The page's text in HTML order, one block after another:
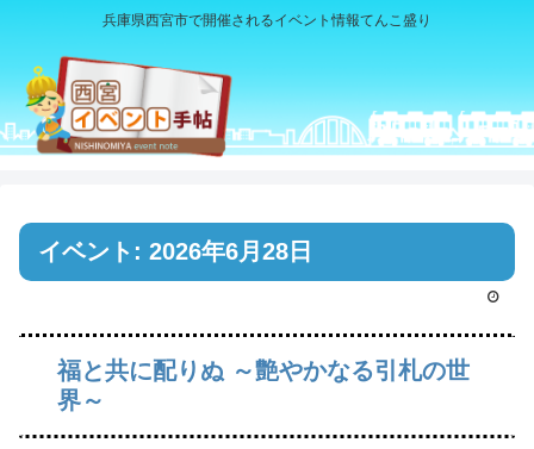
兵庫県西宮市で開催されるイベント情報てんこ盛り
イベント: 2026年6月28日
福と共に配りぬ ～艶やかなる引札の世
界～